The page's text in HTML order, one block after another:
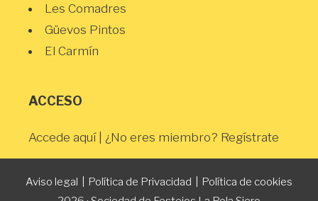
Les Comadres
Güevos Pintos
El Carmín
ACCESO
Accede aquí | ¿No eres miembro? Regístrate
Aviso legal Política de Privacidad
Política de cookies